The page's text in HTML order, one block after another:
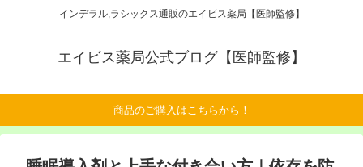
インデラル,ラシックス通販のエイビス薬局【医師監修】
エイビス薬局公式ブログ【医師監修】
商品のご購入はこちらから！